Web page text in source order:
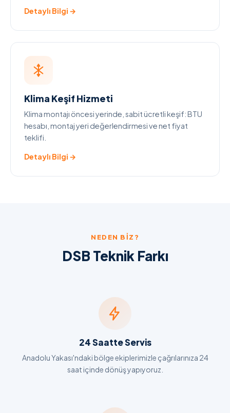
Detaylı Bilgi →
Klima Keşif Hizmeti
Klima montajı öncesi yerinde, sabit ücretli keşif: BTU
hesabı, montaj yeri değerlendirmesi ve net fiyat
teklifi.
Detaylı Bilgi →
NEDEN BIZ?
DSB Teknik Farkı
24 Saatte Servis
Anadolu Yakası'ndaki bölge ekiplerimizle çağrılarınıza 24
saat içinde dönüş yapıyoruz.